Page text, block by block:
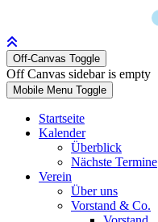
Off-Canvas Toggle
Off Canvas sidebar is empty
Mobile Menu Toggle
Startseite
Kalender
Überblick
Nächste Termine
Verein
Über uns
Vorstand & Co.